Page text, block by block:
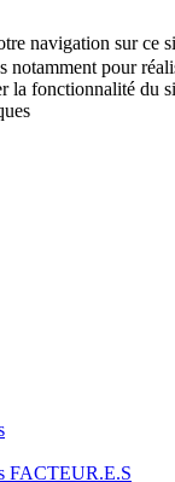
navigation sur ce
notamment pour
la fonctionnalité du
FACTEUR.E.S